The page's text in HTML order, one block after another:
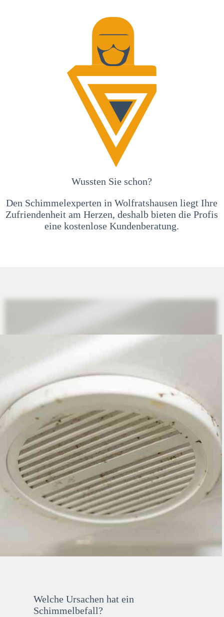
Wussten Sie schon?
Den Schimmelexperten in Wolfratshausen liegt Ihre
Zufriendenheit am Herzen, deshalb bieten die Profis
eine kostenlose Kundenberatung.
Welche Ursachen hat ein
Schimmelbefall?